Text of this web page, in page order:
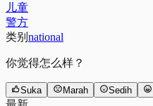
儿童
警方
类别 national
你觉得怎么样？
Suka Marah Sedih